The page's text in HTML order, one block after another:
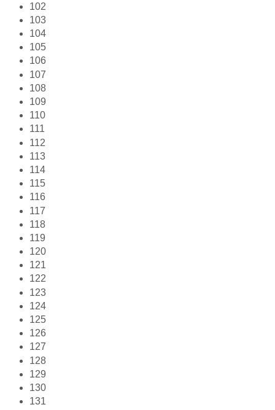
102
103
104
105
106
107
108
109
110
111
112
113
114
115
116
117
118
119
120
121
122
123
124
125
126
127
128
129
130
131